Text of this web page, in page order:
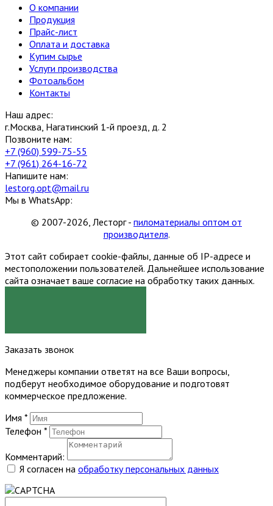
О компании
Продукция
Прайс-лист
Оплата и доставка
Купим сырье
Услуги производства
Фотоальбом
Контакты
Наш адрес:
г.Москва, Нагатинский 1-й проезд, д. 2
Позвоните нам:
+7 (960) 599-75-55
+7 (961) 264-16-72
Напишите нам:
lestorg.opt@mail.ru
Мы в WhatsApp:
© 2007-2026, Лесторг - пиломатериалы оптом от
производителя.
Этот сайт собирает cookie-файлы, данные об IP-адресе и
местоположении пользователей. Дальнейшее использование
сайта означает ваше согласие на обработку таких данных.
Заказать звонок
Менеджеры компании ответят на все Ваши вопросы,
подберут необходимое оборудование и подготовят
коммерческое предложение.
Имя *
Телефон *
Комментарий:
Я согласен на обработку персональных данных